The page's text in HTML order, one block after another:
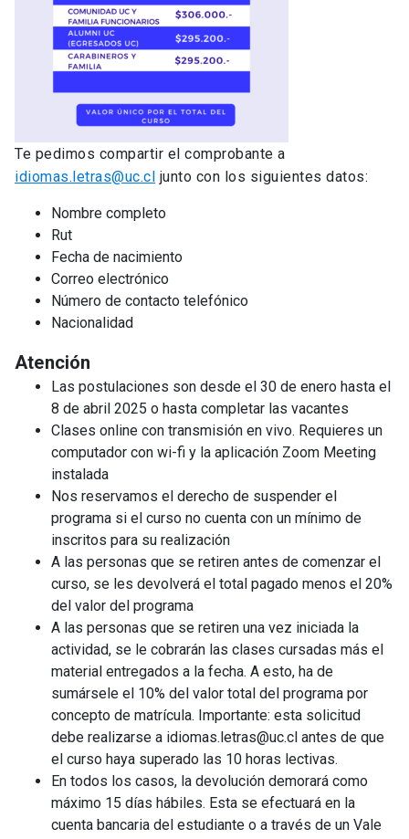
Te pedimos compartir el comprobante a
idiomas.letras@uc.cl junto con los siguientes datos:
Nombre completo
Rut
Fecha de nacimiento
Correo electrónico
Número de contacto telefónico
Nacionalidad
Atención
Las postulaciones son desde el 30 de enero hasta el
8 de abril 2025 o hasta completar las vacantes
Clases online con transmisión en vivo. Requieres un
computador con wi-fi y la aplicación Zoom Meeting
instalada
Nos reservamos el derecho de suspender el
programa si el curso no cuenta con un mínimo de
inscritos para su realización
A las personas que se retiren antes de comenzar el
curso, se les devolverá el total pagado menos el 20%
del valor del programa
A las personas que se retiren una vez iniciada la
actividad, se le cobrarán las clases cursadas más el
material entregados a la fecha. A esto, ha de
sumársele el 10% del valor total del programa por
concepto de matrícula. Importante: esta solicitud
debe realizarse a idiomas.letras@uc.cl antes de que
el curso haya superado las 10 horas lectivas.
En todos los casos, la devolución demorará como
máximo 15 días hábiles. Esta se efectuará en la
cuenta bancaria del estudiante o a través de un Vale